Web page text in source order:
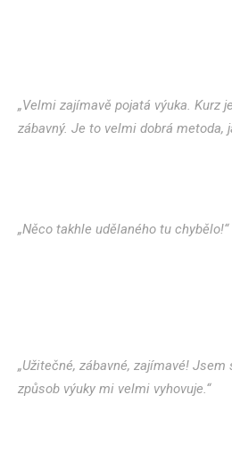
„Velmi zajímavě pojatá výuka. Kurz
zábavný. Je to velmi dobrá metoda,
„Něco takhle udělaného tu chybělo!“
„Užitečné, zábavné, zajímavé! Jsem
způsob výuky mi velmi vyhovuje.“